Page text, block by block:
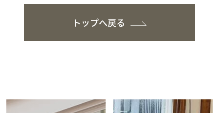
トップへ戻る